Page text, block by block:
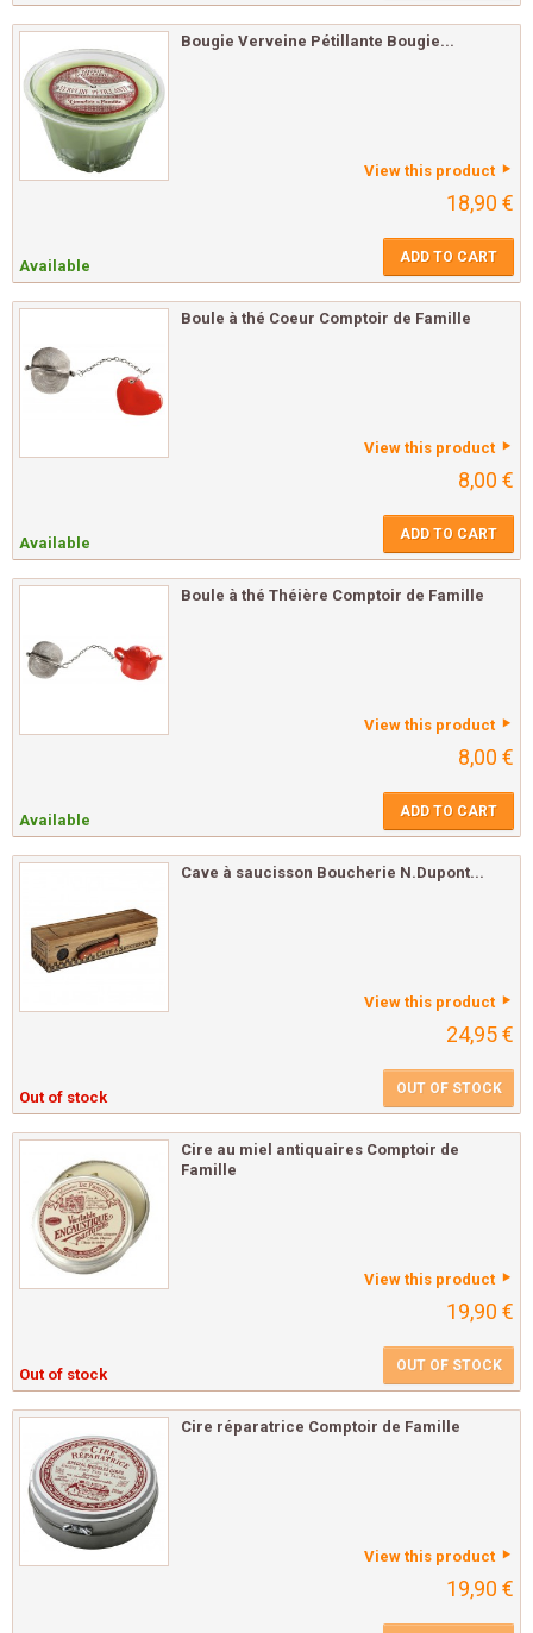
Bougie Verveine Pétillante Bougie...
View this product
18,90 €
Available ADD TO CART
Boule à thé Coeur Comptoir de Famille
View this product
8,00 €
Available ADD TO CART
Boule à thé Théière Comptoir de Famille
View this product
8,00 €
Available ADD TO CART
Cave à saucisson Boucherie N.Dupont...
View this product
24,95 €
Out of stock OUT OF STOCK
Cire au miel antiquaires Comptoir de
Famille
View this product
19,90 €
Out of stock OUT OF STOCK
Cire réparatrice Comptoir de Famille
View this product
19,90 €